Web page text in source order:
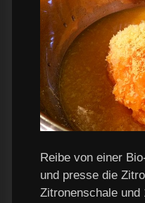
Reibe von einer
und presse die
Zitronenschale und